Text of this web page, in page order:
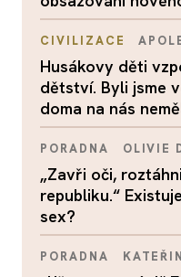
CIVILIZACE
Husákovy děti
dětství. Byli jsme
doma na nás
PORADNA OLIVIE
„Zavři oči,
republiku.“
sex?
PORADNA